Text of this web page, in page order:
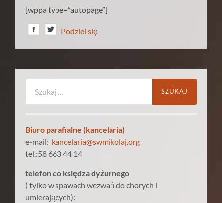
[wppa type=”autopage”]
Podziel się
Biuro parafialne (kancelaria)
e-mail: kancelaria@swmikolaj.org
tel.:58 663 44 14
telefon do księdza dyżurnego
( tylko w spawach wezwań do chorych i
umierających):